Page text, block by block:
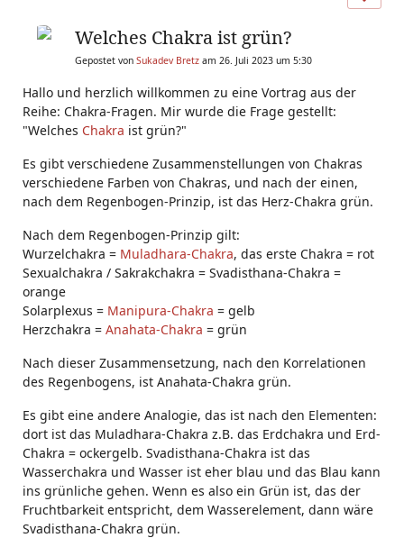
Welches Chakra ist grün?
Gepostet von Sukadev Bretz am 26. Juli 2023 um 5:30
Hallo und herzlich willkommen zu eine Vortrag aus der
Reihe: Chakra-Fragen. Mir wurde die Frage gestellt:
"Welches Chakra ist grün?"
Es gibt verschiedene Zusammenstellungen von Chakras
verschiedene Farben von Chakras, und nach der einen,
nach dem Regenbogen-Prinzip, ist das Herz-Chakra grün.
Nach dem Regenbogen-Prinzip gilt:
Wurzelchakra = Muladhara-Chakra, das erste Chakra = rot
Sexualchakra / Sakrakchakra = Svadisthana-Chakra =
orange
Solarplexus = Manipura-Chakra = gelb
Herzchakra = Anahata-Chakra = grün
Nach dieser Zusammensetzung, nach den Korrelationen
des Regenbogens, ist Anahata-Chakra grün.
Es gibt eine andere Analogie, das ist nach den Elementen:
dort ist das Muladhara-Chakra z.B. das Erdchakra und Erd-
Chakra = ockergelb. Svadisthana-Chakra ist das
Wasserchakra und Wasser ist eher blau und das Blau kann
ins grünliche gehen. Wenn es also ein Grün ist, das der
Fruchtbarkeit entspricht, dem Wasserelement, dann wäre
Svadisthana-Chakra grün.